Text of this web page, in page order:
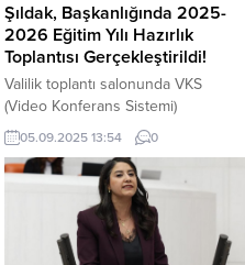
Şıldak, Başkanlığında 2025-
2026 Eğitim Yılı Hazırlık
Toplantısı Gerçekleştirildi!
Valilik toplantı salonunda VKS
(Video Konferans Sistemi)
üzerinden 2025-2026 eğitim-
öğretim yılı masaya yatırıldı. Vali
Hasan Şıldak başkanlığında
gerçekleştirilen toplantıya Vali
Yardımcısı Mehmet Deniz Arabacı,
Kaymakamlar, İl Milli Eğitim Müdürü,
İlçe Milli Eğitim Müdürleri ile ilgili
05.09.2025 13:54 0